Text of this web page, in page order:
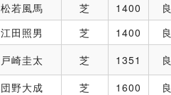
松若風馬 芝 1400
良
江田照男 芝 1400
良
戸崎圭太 芝 1351
良
団野大成 芝 1600
良